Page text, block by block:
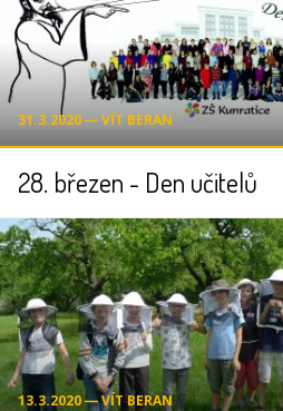
31.3.2020 ― VÍT BERAN
28. březen - Den učitelů
13.3.2020 ― VÍT BERAN